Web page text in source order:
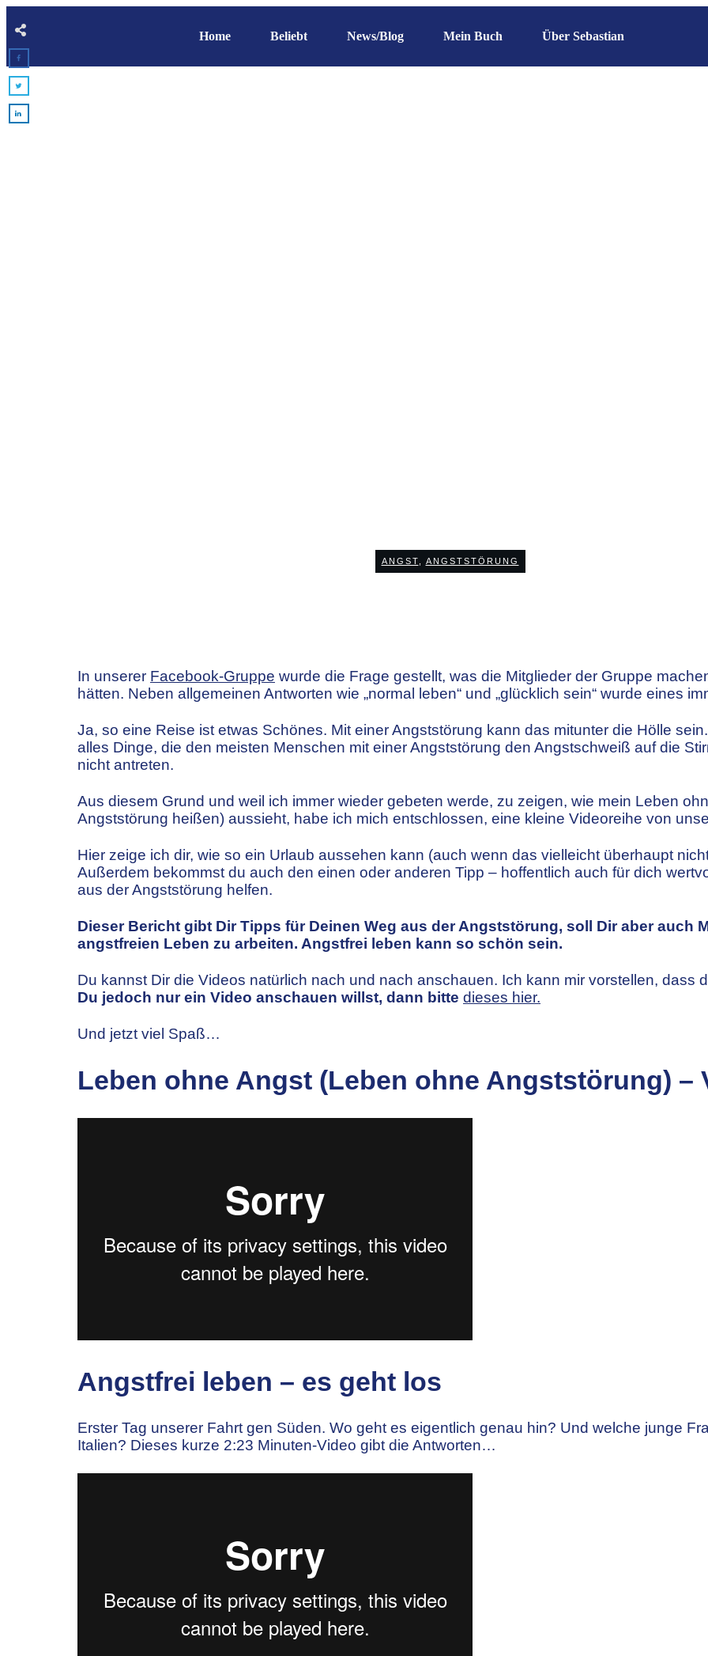
Home Beliebt News/Blog Mein Buch Über Sebastian
ANGST ANGSTSTÖRUNG
In unserer Facebook-Gruppe wurde die Frage gestellt, was die Mitglieder der Gruppe
hätten. Neben allgemeinen Antworten wie „normal leben“ und „glücklich sein“ wurde eines
Ja, so eine Reise ist etwas Schönes. Mit einer Angststörung kann das mitunter die Hölle
alles Dinge, die den meisten Menschen mit einer Angststörung den Angstschweiß auf die
nicht antreten.
Aus diesem Grund und weil ich immer wieder gebeten werde, zu zeigen, wie mein Leben
Angststörung heißen) aussieht, habe ich mich entschlossen, eine kleine Videoreihe von
Hier zeige ich dir, wie so ein Urlaub aussehen kann (auch wenn das vielleicht überhaupt
Außerdem bekommst du auch den einen oder anderen Tipp – hoffentlich auch für dich
aus der Angststörung helfen.
Dieser Bericht gibt Dir Tipps für Deinen Weg aus der Angststörung, soll Dir aber auch
angstfreien Leben zu arbeiten. Angstfrei leben kann so schön sein.
Du kannst Dir die Videos natürlich nach und nach anschauen. Ich kann mir vorstellen, dass
Du jedoch nur ein Video anschauen willst, dann bitte dieses hier.
Und jetzt viel Spaß…
Leben ohne Angst (Leben ohne Angststörung) –
Angstfrei leben – es geht los
Erster Tag unserer Fahrt gen Süden. Wo geht es eigentlich genau hin? Und welche junge
Italien? Dieses kurze 2:23 Minuten-Video gibt die Antworten…